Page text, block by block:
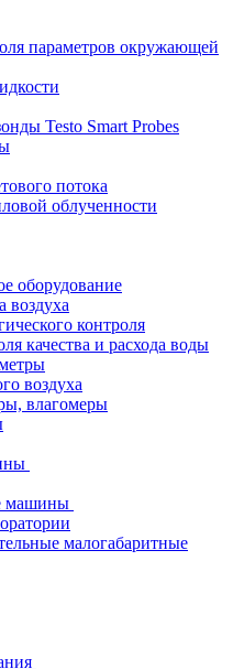
параметров окружающей
Testo Smart Probes
потока
облученности
оборудование
воздуха
контроля
качества и расхода воды
воздуха
влагомеры
машины
малогабаритные